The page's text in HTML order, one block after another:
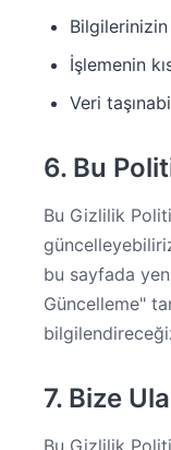
İşlemenin
Veri
6. Bu
Bu Gizlilik
bu sayfada
Güncelleme"
7. Bize
Bu Gizlilik